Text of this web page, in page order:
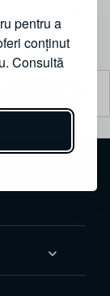
pentru a
conținut
Consultă
site ului Kia
kia-